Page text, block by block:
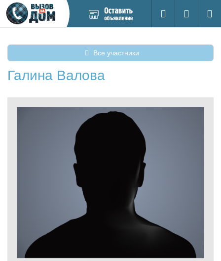
новое
Поиск
Вход на
Все участники
Галина Валова